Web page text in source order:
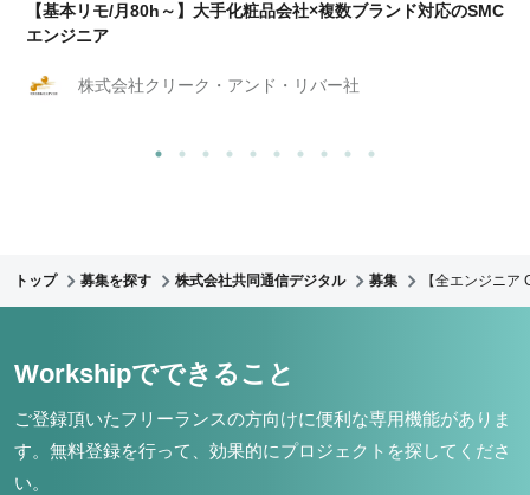
【基本リモ/月80h～】大手化粧品会社×複数ブランド対応のSMC
エンジニア
株式会社クリーク・アンド・リバー社
トップ 募集を探す 株式会社共同通信デジタル 募集 【全エンジニ
Workshipでできること
ご登録頂いたフリーランスの方向けに便利な専用機能がありま
す。 無料登録を行って、効果的にプロジェクトを探してくださ
い。